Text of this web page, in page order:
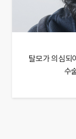
탈모가 의심되
수